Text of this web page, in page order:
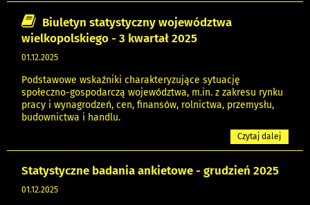
Biuletyn statystyczny województwa
wielkopolskiego - 3 kwartał 2025
01.12.2025
Podstawowe wskaźniki charakteryzujące sytuację
społeczno-gospodarczą województwa, m.in. z zakresu rynku
pracy i wynagrodzeń, cen, finansów, rolnictwa, przemysłu,
budownictwa i handlu.
Czytaj dalej
Statystyczne badania ankietowe - grudzień 2025
01.12.2025